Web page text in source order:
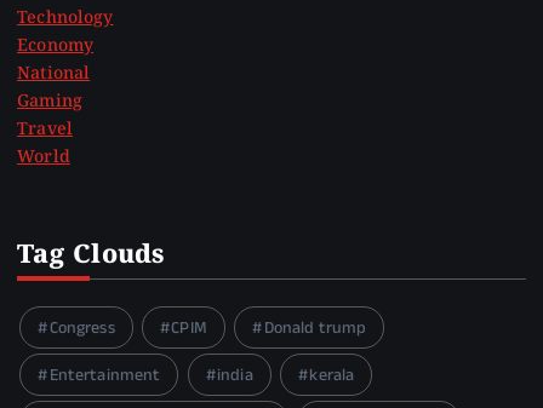
Technology
Economy
National
Gaming
Travel
World
Tag Clouds
Congress CPIM
Donald trump
Entertainment
india
kerala